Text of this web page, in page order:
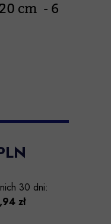
cm - 6
30 dni:
zł